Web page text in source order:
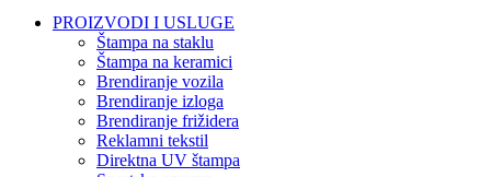
PROIZVODI I USLUGE
Štampa na staklu
Štampa na keramici
Brendiranje vozila
Brendiranje izloga
Brendiranje frižidera
Reklamni tekstil
Direktna UV štampa